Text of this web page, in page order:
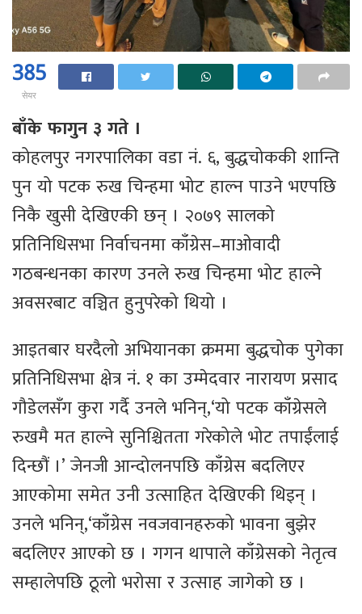
385
सेयर
बाँके फागुन ३ गते ।
कोहलपुर नगरपालिका वडा नं. ६, बुद्धचोककी शान्ति
पुन यो पटक रुख चिन्हमा भोट हाल्न पाउने भएपछि
निकै खुसी देखिएकी छन् । २०७९ सालको
प्रतिनिधिसभा निर्वाचनमा काँग्रेस–माओवादी
गठबन्धनका कारण उनले रुख चिन्हमा भोट हाल्ने
अवसरबाट वञ्चित हुनुपरेको थियो ।
आइतबार घरदैलो अभियानका क्रममा बुद्धचोक पुगेका
प्रतिनिधिसभा क्षेत्र नं. १ का उम्मेदवार नारायण प्रसाद
गौडेलसँग कुरा गर्दै उनले भनिन्,‘यो पटक काँग्रेसले
रुखमै मत हाल्ने सुनिश्चितता गरेकोले भोट तपाईंलाई
दिन्छौं ।’ जेनजी आन्दोलनपछि काँग्रेस बदलिएर
आएकोमा समेत उनी उत्साहित देखिएकी थिइन् ।
उनले भनिन्,‘काँग्रेस नवजवानहरुको भावना बुझेर
बदलिएर आएको छ । गगन थापाले काँग्रेसको नेतृत्व
सम्हालेपछि ठूलो भरोसा र उत्साह जागेको छ ।